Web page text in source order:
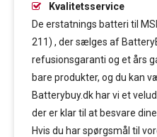
Kvalitetsservice
De erstatnings batteri til
211) , der sælges af
refusionsgaranti og et års
bare produkter, og du kan
Batterybuy.dk har vi et
der er klar til at besvare
Hvis du har spørgsmål til